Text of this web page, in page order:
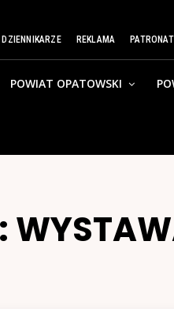
DZIENNIKARZE REKLAMA
POWIAT OPATOWSKI